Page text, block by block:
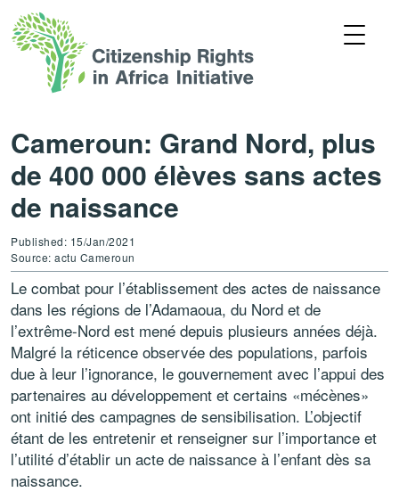
Cameroun: Grand Nord, plus
de 400 000 élèves sans actes
de naissance
Published: 15/Jan/2021
Source: actu Cameroun
Le combat pour l’établissement des actes de naissance
dans les régions de l’Adamaoua, du Nord et de
l’extrême-Nord est mené depuis plusieurs années déjà.
Malgré la réticence observée des populations, parfois
due à leur l’ignorance, le gouvernement avec l’appui des
partenaires au développement et certains «mécènes»
ont initié des campagnes de sensibilisation. L’objectif
étant de les entretenir et renseigner sur l’importance et
l’utilité d’établir un acte de naissance à l’enfant dès sa
naissance.